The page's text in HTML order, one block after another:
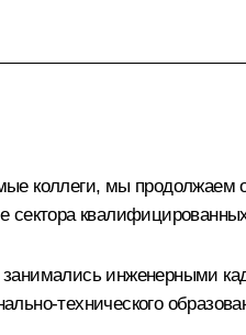
коллеги, мы продолжаем
сектора
инженерными
технического